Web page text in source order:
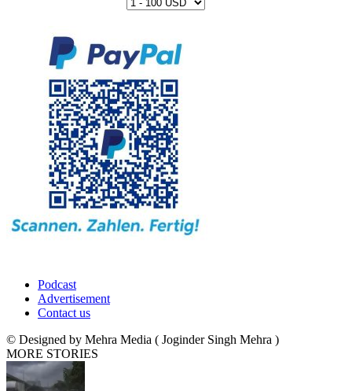
Podcast
Advertisement
Contact us
© Designed by Mehra Media ( Joginder Singh Mehra )
MORE STORIES